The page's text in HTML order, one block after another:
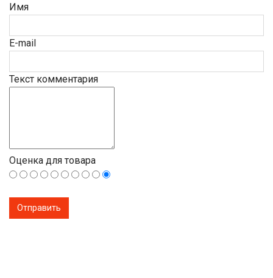
Имя
E-mail
Текст комментария
Оценка для товара